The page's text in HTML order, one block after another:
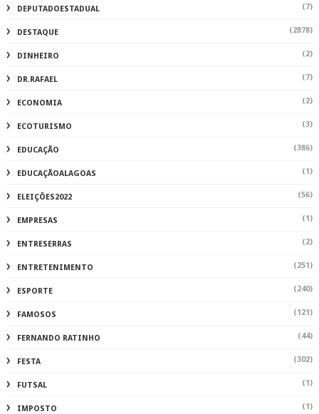
DEPUTADOESTADUAL (7)
DESTAQUE (2878)
DINHEIRO (2)
DR.RAFAEL (7)
ECONOMIA (2)
ECOTURISMO (3)
EDUCAÇÃO (386)
EDUCAÇÃOALAGOAS (1)
ELEIÇÕES2022 (56)
EMPRESAS (1)
ENTRESERRAS (2)
ENTRETENIMENTO (251)
ESPORTE (240)
FAMOSOS (121)
FERNANDO RATINHO (44)
FESTA (302)
FUTSAL (1)
IMPOSTO (1)